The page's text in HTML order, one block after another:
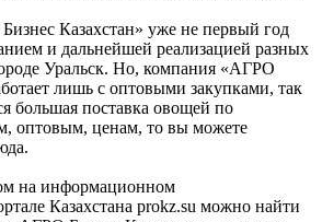
Казахстан» уже не первый год
и дальнейшей реализацией разных
Уральск. Но, компания «АГРО
лишь с оптовыми закупками, так
большая поставка овощей по
оптовым, ценам, то вы можете
на информационном
Казахстана prokz.su можно найти